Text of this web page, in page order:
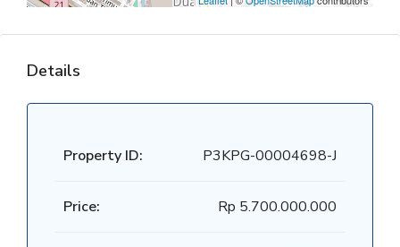
Details
Property ID: P3KPG-00004698-J
Price: Rp 5.700.000.000